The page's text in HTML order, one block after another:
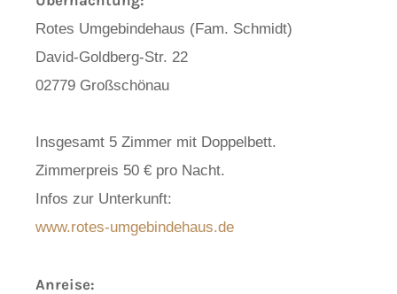
Rotes Umgebindehaus (Fam. Schmidt)
David-Goldberg-Str. 22
02779 Großschönau
Insgesamt 5 Zimmer mit Doppelbett.
Zimmerpreis 50 € pro Nacht.
Infos zur Unterkunft:
www.rotes-umgebindehaus.de
Anreise: